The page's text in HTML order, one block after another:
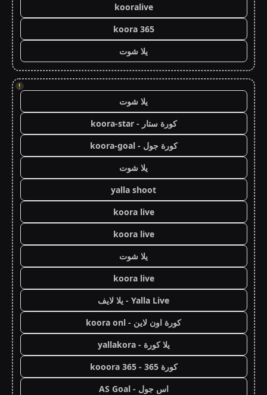
kooralive
koora 365
يلا شوت
!
يلا شوت
كورة ستار - koora-star
كورة جول - koora-goal
يلا شوت
yalla shoot
koora live
koora live
يلا شوت
koora live
Yalla Live - يلا لايف
كورة اون لاين - koora onl
يلا كورة - yallakora
كورة 365 - kooora 365
اس جول - AS Goal